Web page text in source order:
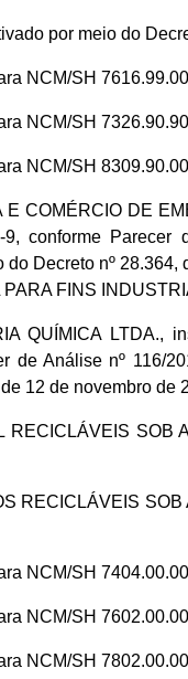
por meio do
NCM/SH
NCM/SH
NCM/SH
E COMÉRCIO DE
conforme Parecer
Decreto nº
FINS
QUÍMICA
de Análise nº 116/
12 de novembro
RECICLÁVEIS SOB
RECICLÁVEIS
NCM/SH
NCM/SH
NCM/SH